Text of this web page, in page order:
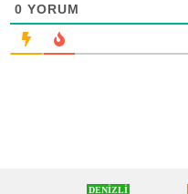
0 YORUM
DENİZLİ